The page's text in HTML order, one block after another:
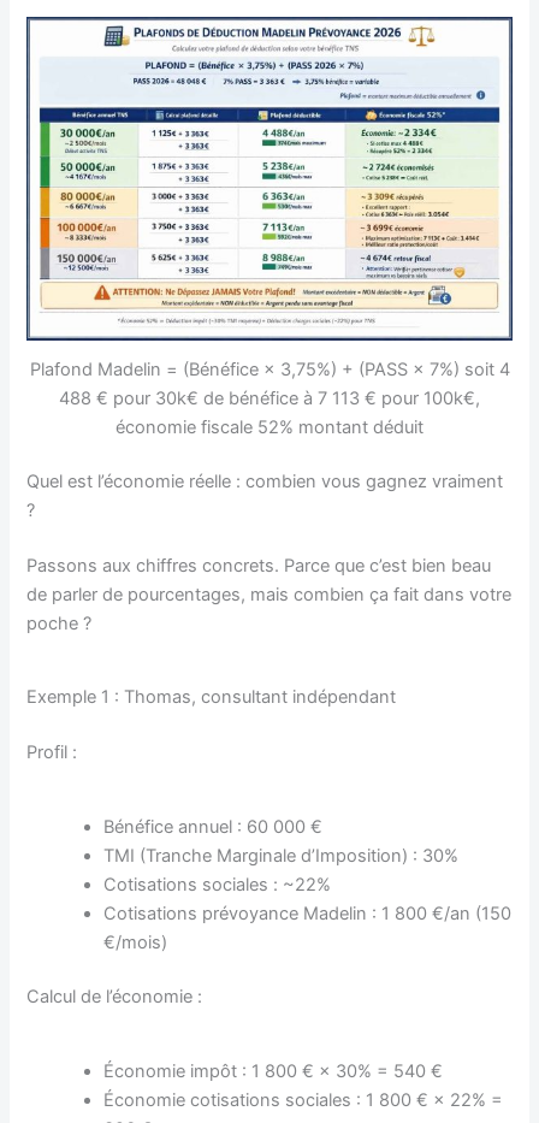
Plafond Madelin = (Bénéfice × 3,75%) + (PASS × 7%) soit 4
488 € pour 30k€ de bénéfice à 7 113 € pour 100k€,
économie fiscale 52% montant déduit
Quel est l’économie réelle : combien vous gagnez vraiment
?
Passons aux chiffres concrets. Parce que c’est bien beau
de parler de pourcentages, mais combien ça fait dans votre
poche ?
Exemple 1 : Thomas, consultant indépendant
Profil :
Bénéfice annuel : 60 000 €
TMI (Tranche Marginale d’Imposition) : 30%
Cotisations sociales : ~22%
Cotisations prévoyance Madelin : 1 800 €/an (150
€/mois)
Calcul de l’économie :
Économie impôt : 1 800 € × 30% = 540 €
Économie cotisations sociales : 1 800 € × 22% =